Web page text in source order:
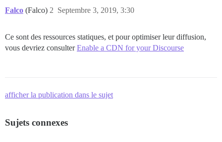
Falco (Falco) Septembre 3, 2019, 3:30
2
Ce sont des ressources statiques, et pour optimiser leur diffusion,
vous devriez consulterEnable a CDN for your Discourse
afficher la publication dans le sujet
Sujets connexes